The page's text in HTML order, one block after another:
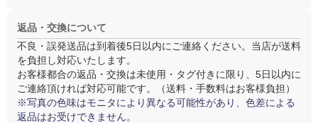
返品・交換について
不良・誤発送品は到着後5日以内にご連絡ください。当店が送料
を負担し対応いたします。
お客様都合の返品・交換は未使用・タグ付き に限り、5日以内に
ご連絡頂ければ対応可能です。（送料・手数料はお客様負担）
※写真の色味はモニタにより異なる可能性があり、色差による
返品はお受けできません。